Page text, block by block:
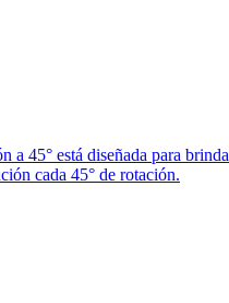
45° está diseñada para
cada 45° de rotación.